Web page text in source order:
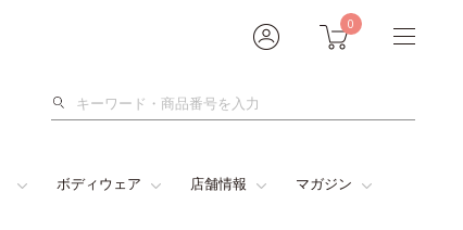
0
検
ボディウェア 店舗情報 マガジン